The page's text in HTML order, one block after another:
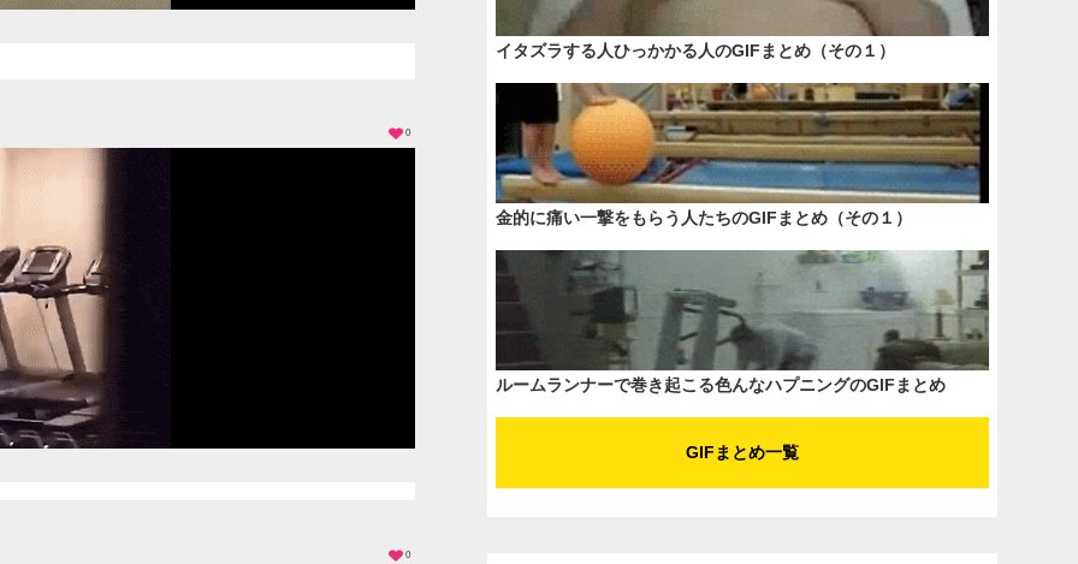
0
0
イタズラする人ひっかかる人のGIFまとめ（その１）
金的に痛い一撃をもらう人たちのGIFまとめ（その１）
ルームランナーで巻き起こる色んなハプニングのGIFまとめ
GIFまとめ一覧